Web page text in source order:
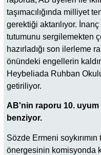
taşımacılığında milliyet
gerektiği aktarılıyor.
tutumunu sergilemekten
hazırladığı son ilerleme
önündeki engellerin
Heybeliada Ruhban
getiriliyor.
AB'nin raporu 10. uyum
benziyor.
Sözde Ermeni
önergesinin komisyonda